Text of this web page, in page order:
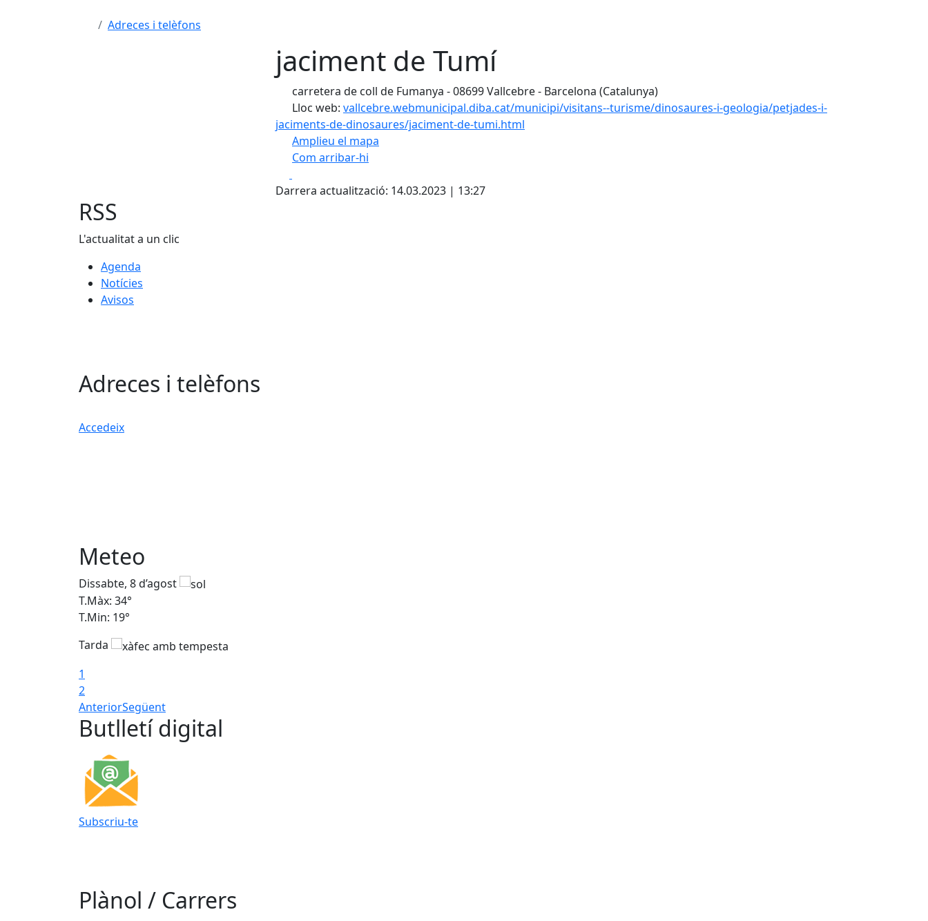
Adreces i telèfons
jaciment de Tumí
carretera de coll de Fumanya - 08699 Vallcebre - Barcelona (Catalunya)
Lloc web: vallcebre.webmunicipal.diba.cat/municipi/visitans--turisme/dinosaures-i-geologia/petjades-i-
jaciments-de-dinosaures/jaciment-de-tumi.html
Amplieu el mapa
Com arribar-hi
+
Darrera actualització: 14.03.2023 | 13:27
RSS
L'actualitat a un clic
Agenda
Notícies
Avisos
Adreces i telèfons
Accedeix
Meteo
Dissabte, 8 d’agost
T.Màx: 34°
T.Min: 19°
Tarda
1
2
AnteriorSegüent
Butlletí digital
Subscriu-te
Plànol / Carrers